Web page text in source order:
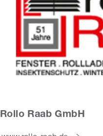
Rollo Raab GmbH